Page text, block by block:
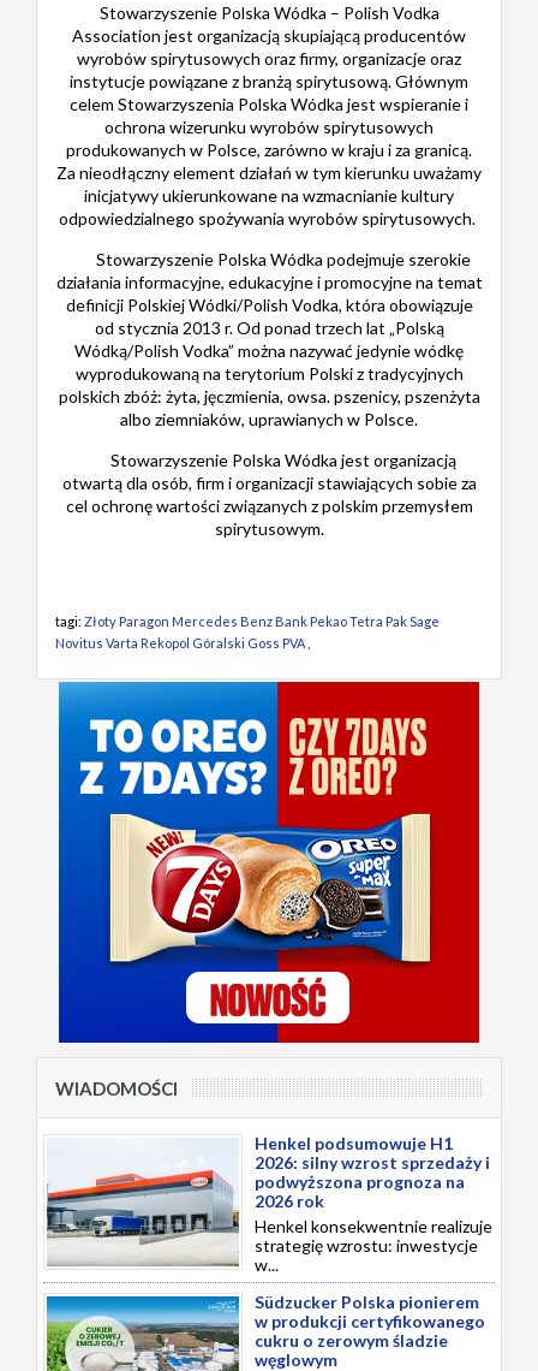
Stowarzyszenie Polska Wódka – Polish Vodka
Association jest organizacją skupiającą producentów
wyrobów spirytusowych oraz firmy, organizacje oraz
instytucje powiązane z branżą spirytusową. Głównym
celem Stowarzyszenia Polska Wódka jest wspieranie i
ochrona wizerunku wyrobów spirytusowych
produkowanych w Polsce, zarówno w kraju i za granicą.
Za nieodłączny element działań w tym kierunku uważamy
inicjatywy ukierunkowane na wzmacnianie kultury
odpowiedzialnego spożywania wyrobów spirytusowych.
Stowarzyszenie Polska Wódka podejmuje szerokie
działania informacyjne, edukacyjne i promocyjne na temat
definicji Polskiej Wódki/Polish Vodka, która obowiązuje
od stycznia 2013 r. Od ponad trzech lat „Polską
Wódką/Polish Vodka” można nazywać jedynie wódkę
wyprodukowaną na terytorium Polski z tradycyjnych
polskich zbóż: żyta, jęczmienia, owsa. pszenicy, pszenżyta
albo ziemniaków, uprawianych w Polsce.
Stowarzyszenie Polska Wódka jest organizacją
otwartą dla osób, firm i organizacji stawiających sobie za
cel ochronę wartości związanych z polskim przemysłem
spirytusowym.
tagi: Złoty Paragon Mercedes Benz Bank Pekao Tetra Pak Sage
Novitus Varta Rekopol Góralski Goss PVA
WIADOMOŚCI
Henkel podsumowuje H1
2026: silny wzrost sprzedaży i
podwyższona prognoza na
2026 rok
Henkel konsekwentnie realizuje
strategię wzrostu: inwestycje
w...
Südzucker Polska pionierem
w produkcji certyfikowanego
cukru o zerowym śladzie
węglowym